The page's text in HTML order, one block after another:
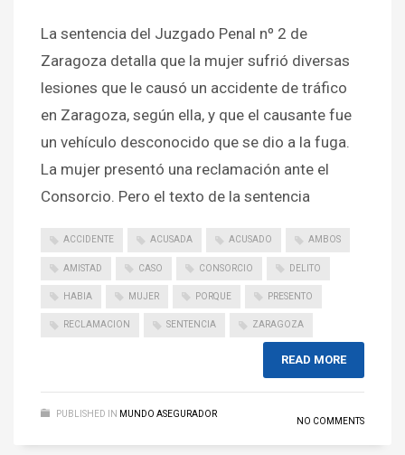
La sentencia del Juzgado Penal nº 2 de
Zaragoza detalla que la mujer sufrió diversas
lesiones que le causó un accidente de tráfico
en Zaragoza, según ella, y que el causante fue
un vehículo desconocido que se dio a la fuga.
La mujer presentó una reclamación ante el
Consorcio. Pero el texto de la sentencia
ACCIDENTE ACUSADA ACUSADO AMBOS
AMISTAD CASO CONSORCIO DELITO
HABIA MUJER PORQUE PRESENTO
RECLAMACION SENTENCIA ZARAGOZA
READ MORE
PUBLISHED IN MUNDO ASEGURADOR
NO COMMENTS